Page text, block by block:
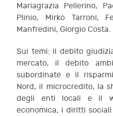
Mariagrazia Pellerino,
Plinio, Mirko Tarroni,
Manfredini, Giorgio Costa.
Sui temi: il debito
mercato, il debito
subordinate e il
Nord, il microcredito, la
degli enti locali e il
economica, i diritti